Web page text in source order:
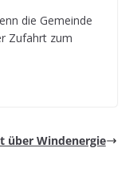
die Gemeinde
Zufahrt zum
über Windenergie